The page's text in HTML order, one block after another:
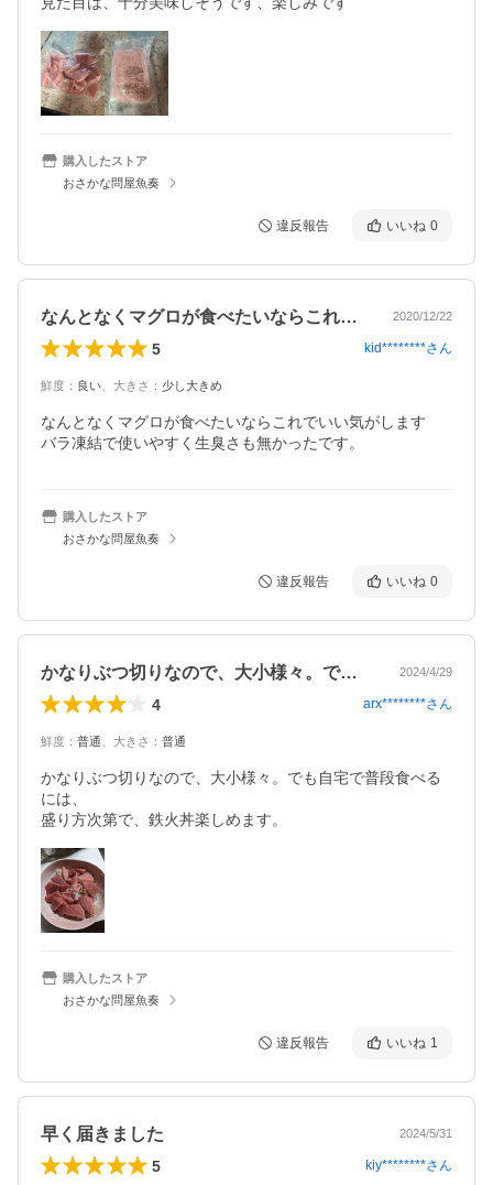
購入したストア
おさかな問屋魚奏
違反報告 いいね 0
なんとなくマグロが食べたいならこれでい… 2020/12/22
5 kid********さん
鮮度 ： 良い 大きさ ： 少し大きめ
なんとなくマグロが食べたいならこれでいい気がします
バラ凍結で使いやすく生臭さも無かったです。
購入したストア
おさかな問屋魚奏
違反報告 いいね 0
かなりぶつ切りなので、大小様々。でも自… 2024/4/29
4 arx********さん
鮮度 ： 普通 大きさ ： 普通
かなりぶつ切りなので、大小様々。でも自宅で普段食べる
には、
盛り方次第で、鉄火丼楽しめます。
購入したストア
おさかな問屋魚奏
違反報告 いいね 1
早く届きました 2024/5/31
5 kiy********さん